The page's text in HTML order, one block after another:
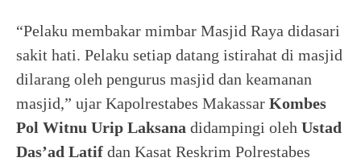
“Pelaku membakar mimbar Masjid Raya didasari
sakit hati. Pelaku setiap datang istirahat di masjid
dilarang oleh pengurus masjid dan keamanan
masjid,” ujar Kapolrestabes Makassar Kombes
Pol Witnu Urip Laksana didampingi oleh Ustad
Das’ad Latif dan Kasat Reskrim Polrestabes